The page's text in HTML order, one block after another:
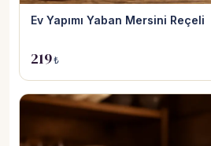
Ev Yapımı Yaban Mersini Reçeli
219₺